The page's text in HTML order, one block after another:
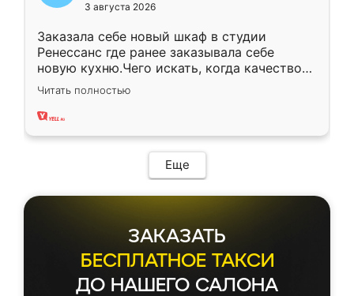
3 августа 2026
Заказала себе новый шкаф в студии
Ренессанс где ранее заказывала себе
новую кухню.Чего искать, когда качеством
вполне довольна. Служит кухня уже почти
два года, нареканий нет.
Читать полностью
Еще
ЗАКАЗАТЬ
БЕСПЛАТНОЕ ТАКСИ
ДО НАШЕГО САЛОНА